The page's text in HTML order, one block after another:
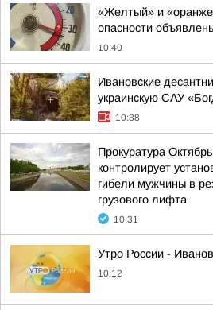
«Желтый» и
опасности
10:40
Ивановские
украинскую САУ
10:38
Прокуратура
контролирует
гибели мужчины в
грузового лифта
10:31
Утро России -
10:12